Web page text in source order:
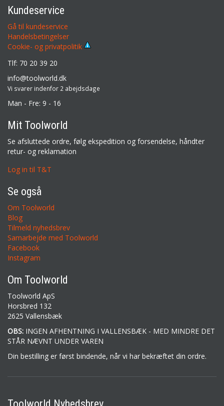
Kundeservice
Gå til kundeservice
Handelsbetingelser
Cookie- og privatpolitik
Tlf: 70 20 39 20
info@toolworld.dk
Vi svarer indenfor 2 abejdsdage
Man - Fre: 9 - 16
Mit Toolworld
Se afsluttede ordre, følg ekspedition og forsendelse, håndter
retur- og reklamation
Log in til T&T
Se også
Om Toolworld
Blog
Tilmeld nyhedsbrev
Samarbejde med Toolworld
Facebook
Instagram
Om Toolworld
Toolworld ApS
Horsbred 132
2625 Vallensbæk
OBS: INGEN AFHENTNING I VALLENSBÆK - MED MINDRE DET
STÅR NÆVNT UNDER VAREN
Din bestilling er først bindende, når vi har bekræftet din ordre.